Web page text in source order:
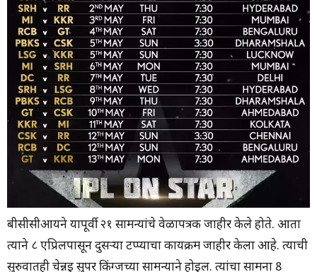
बीसीसीआयने यापूर्वी २१ सामन्यांचे वेळापत्रक जाहीर केले होते. आता
त्याने ८ एप्रिलपासून दुसऱ्या टप्प्याचा कार्यक्रम जाहीर केला आहे. त्याची
सुरुवातही चेन्नई सुपर किंग्जच्या सामन्याने होईल. त्यांचा सामना 8